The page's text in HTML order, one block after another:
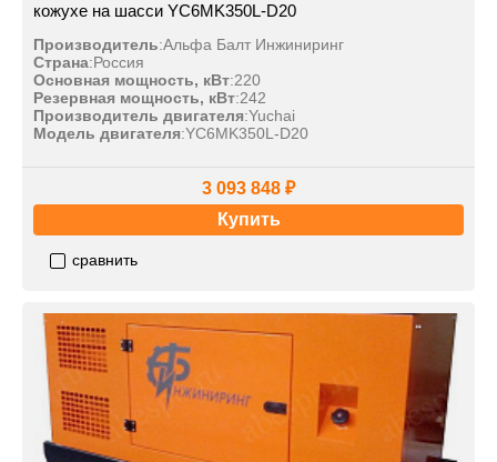
кожухе на шасси YC6MK350L-D20
Производитель:Альфа Балт Инжиниринг
Страна:Россия
Основная мощность, кВт:220
Резервная мощность, кВт:242
Производитель двигателя:Yuchai
Модель двигателя:YC6MK350L-D20
3 093 848 ₽
Купить
сравнить